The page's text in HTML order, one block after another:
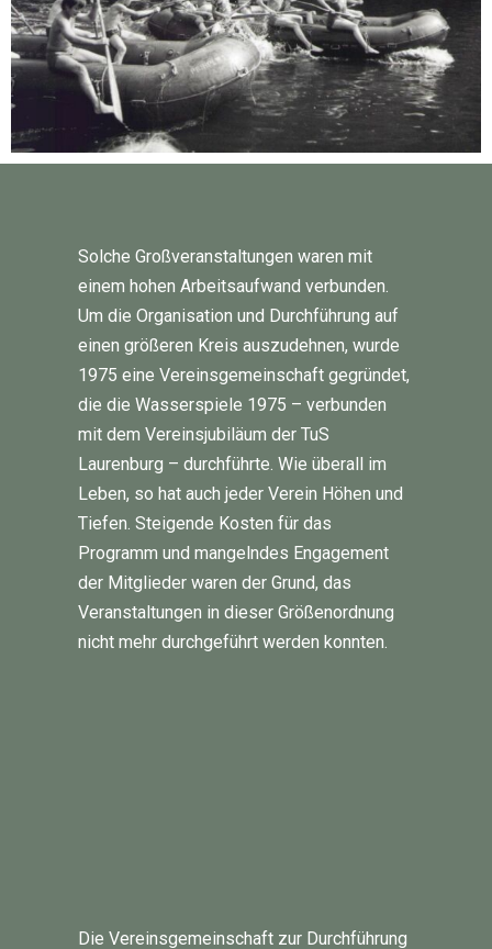
Solche Großveranstaltungen waren mit
einem hohen Arbeitsaufwand verbunden.
Um die Organisation und Durchführung auf
einen größeren Kreis auszudehnen, wurde
1975 eine Vereinsgemeinschaft gegründet,
die die Wasserspiele 1975 – verbunden
mit dem Vereinsjubiläum der TuS
Laurenburg – durchführte. Wie überall im
Leben, so hat auch jeder Verein Höhen und
Tiefen. Steigende Kosten für das
Programm und mangelndes Engagement
der Mitglieder waren der Grund, das
Veranstaltungen in dieser Größenordnung
nicht mehr durchgeführt werden konnten.
Die Vereinsgemeinschaft zur Durchführung